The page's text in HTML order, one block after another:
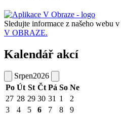
Sledujte informace z našeho webu v
V OBRAZE.
Kalendář akcí
Srpen2026
Po Út St Čt Pá So Ne
27 28 29 30 31 1
2
3
4 5 6 7 8
9